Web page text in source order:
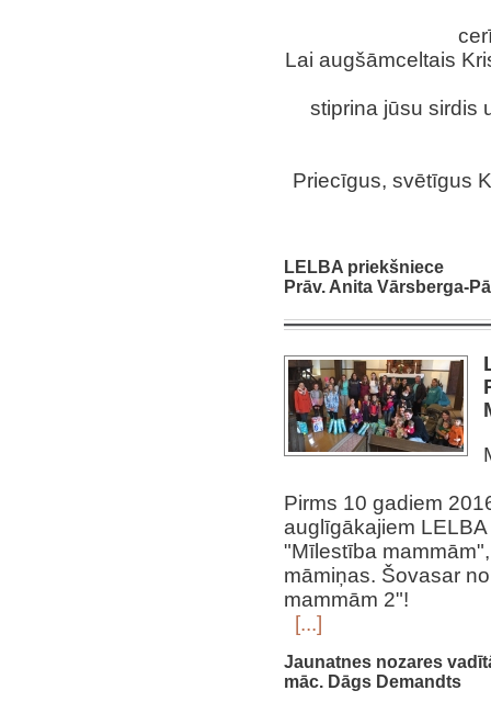
Lai augšāmceltais
stiprina jūsu sirdis
Priecīgus, svētīgus
LELBA priekšniece
Prāv. Anita Vārsberga-
Pirms 10 gadiem
auglīgākajiem
"Mīlestība
māmiņas. Šovasar
mammām 2"!
[...]
Jaunatnes nozares
māc. Dāgs Demandts